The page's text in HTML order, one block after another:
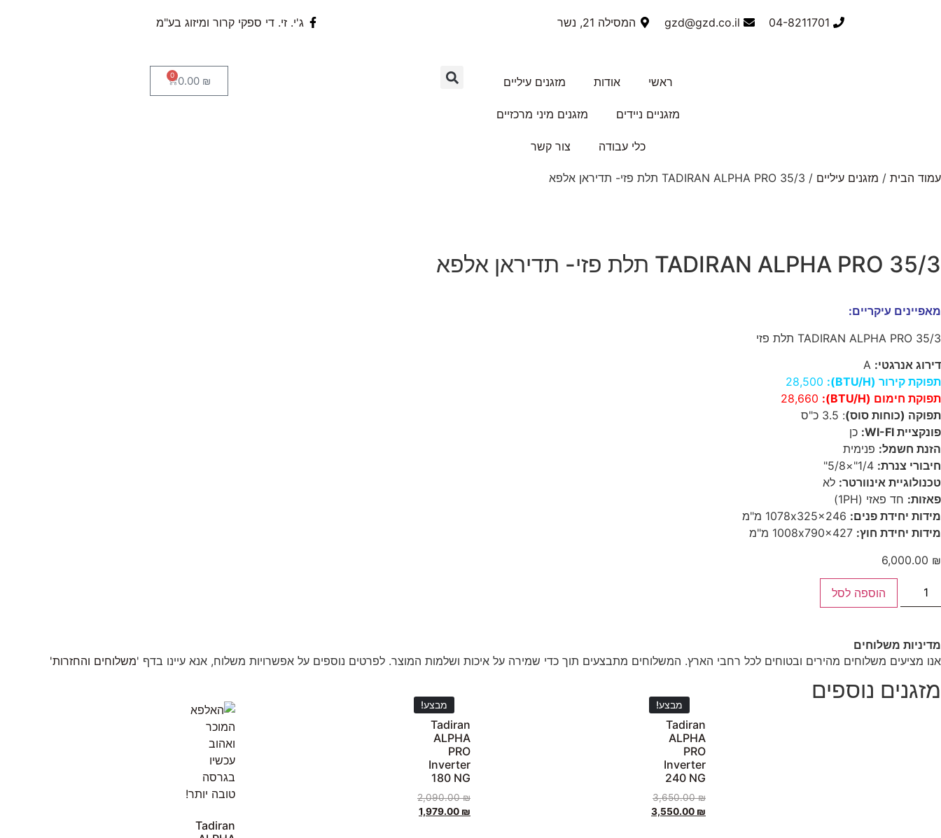
04-8211701
gzd@gzd.co.il המסילה 21, נשר ג'י. זי. די ספקי קרור ומיזוג בע"מ
ראשי אודות מזגנים עיליים
מזגניים ניידים מזגנים מיני מרכזיים
כלי עבודה צור קשר
0.00 ₪
0
עמוד הבית / מזגנים עיליים / TADIRAN ALPHA PRO 35/3 תלת פזי- תדיראן אלפא
TADIRAN ALPHA PRO 35/3 תלת פזי- תדיראן אלפא
מאפיינים עיקריים:
TADIRAN ALPHA PRO 35/3 תלת פזי
דירוג אנרגטי: A
תפוקת קירור (BTU/H):
תפוקת חימום (BTU/H):
תפוקה (כוחות סוס): 3.5 כ"ס
פונקציית WI-FI:
כן
הזנת חשמל: פנימית
חיבורי צנרת: 1/4"×5/8"
טכנולוגיית אינוורטר: לא
פאזות: חד פאזי (1PH)
מידות יחידת פנים:
מידות יחידת חוץ:
6,000.00 ₪
הוספה לסל
מדיניות משלוחים
אנו מציעים משלוחים מהירים ובטוחים לכל רחבי הארץ. המשלוחים מתבצעים תוך כדי שמירה על איכות ושלמות המוצר. לפרטים נוספים על אפשרויות משלוח, אנא עיינו בדף 'משלוחים והחזרות'
מזגנים נוספים
מבצע!
Tadiran
ALPHA
PRO
Inverter
240 NG
3,650.00₪
3,550.00 ₪
מבצע!
Tadiran
ALPHA
PRO
Inverter
180 NG
2,090.00₪
1,979.00 ₪
Tadiran